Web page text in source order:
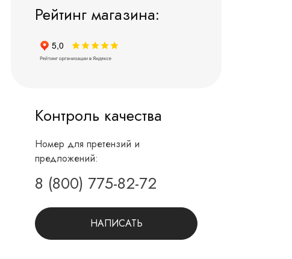
Рейтинг магазина:
Контроль качества
Номер для претензий и
предложений:
8 (800) 775-82-72
НАПИСАТЬ